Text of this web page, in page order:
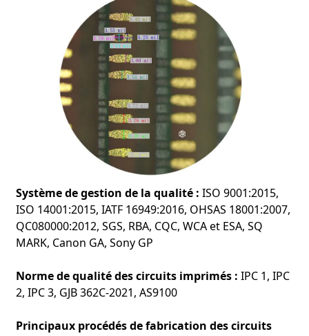
Système de gestion de la qualité : ISO 9001:2015,
ISO 14001:2015, IATF 16949:2016, OHSAS 18001:2007,
QC080000:2012, SGS, RBA, CQC, WCA et ESA, SQ
MARK, Canon GA, Sony GP
Norme de qualité des circuits imprimés : IPC 1, IPC
2, IPC 3, GJB 362C-2021, AS9100
Principaux procédés de fabrication des circuits